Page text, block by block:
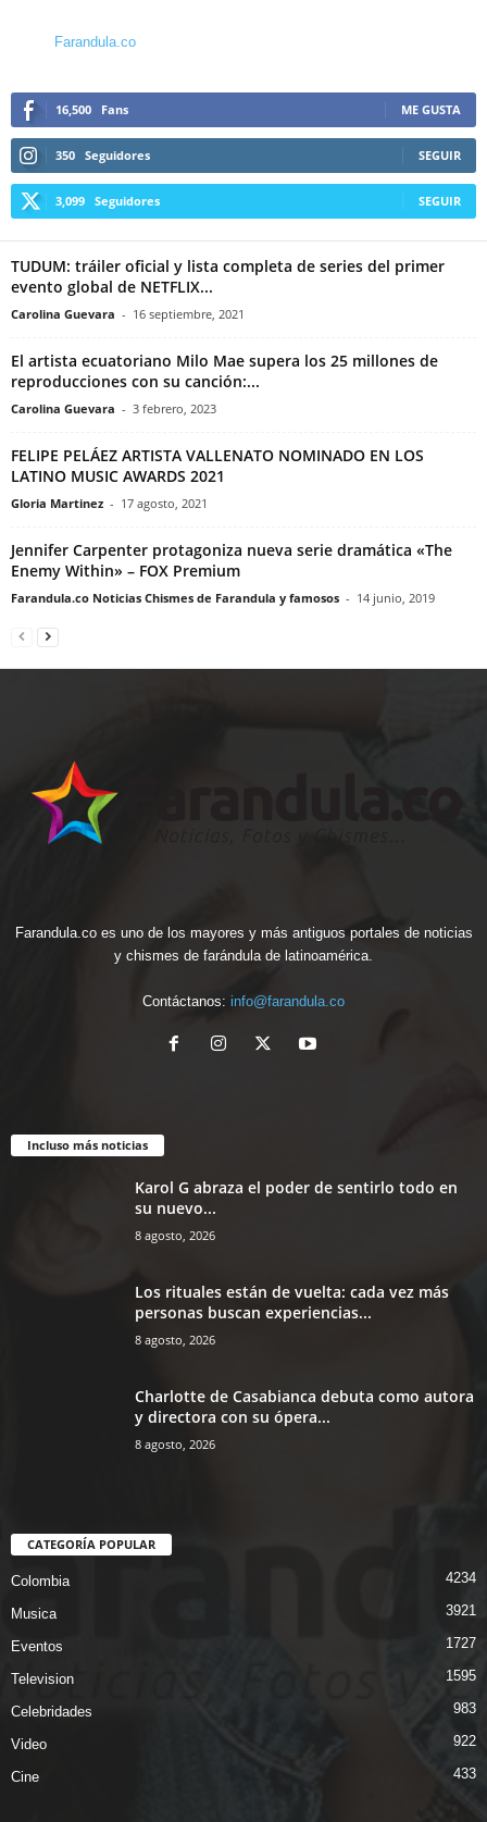
Farandula.co
16,500 Fans ME GUSTA
350 Seguidores SEGUIR
3,099 Seguidores SEGUIR
TUDUM: tráiler oficial y lista completa de series del primer
evento global de NETFLIX...
Carolina Guevara - 16 septiembre, 2021
El artista ecuatoriano Milo Mae supera los 25 millones de
reproducciones con su canción:...
Carolina Guevara - 3 febrero, 2023
FELIPE PELÁEZ ARTISTA VALLENATO NOMINADO EN LOS
LATINO MUSIC AWARDS 2021
Gloria Martinez - 17 agosto, 2021
Jennifer Carpenter protagoniza nueva serie dramática «The
Enemy Within» – FOX Premium
Farandula.co Noticias Chismes de Farandula y famosos - 14 junio, 2019
Farandula.co es uno de los mayores y más antiguos portales de noticias
y chismes de farándula de latinoamérica.
Contáctanos: info@farandula.co
Incluso más noticias
Karol G abraza el poder de sentirlo todo en
su nuevo...
8 agosto, 2026
Los rituales están de vuelta: cada vez más
personas buscan experiencias...
8 agosto, 2026
Charlotte de Casabianca debuta como autora
y directora con su ópera...
8 agosto, 2026
CATEGORÍA POPULAR
Colombia 4234
Musica 3921
Eventos 1727
Television 1595
Celebridades 983
Video 922
Cine 433